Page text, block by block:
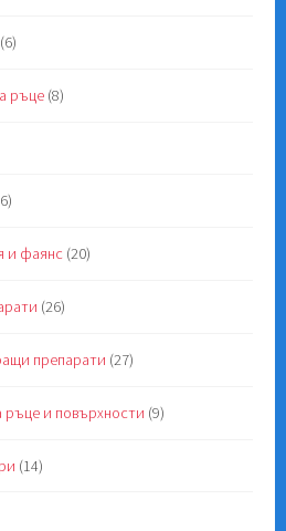
(6)
ръце (8)
и фаянс (20)
(26)
препарати (27)
ръце и повърхности (9)
(14)